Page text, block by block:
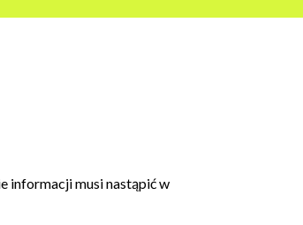
informacji musi nastąpić w